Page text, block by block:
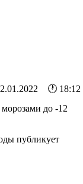
🕐 18:12
до -12
публикует